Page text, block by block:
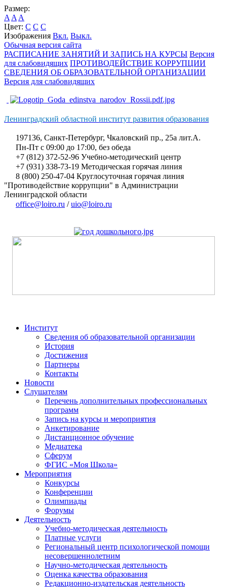
Размер:
A A A
Цвет: C C C
Изображения Вкл. Выкл.
Обычная версия сайта
РАСПИСАНИЕ ЗАНЯТИЙ И ЗАПИСЬ НА КУРСЫ Версия
для слабовидящих ПРОТИВОДЕЙСТВИЕ КОРРУПЦИИ
СВЕДЕНИЯ ОБ ОБРАЗОВАТЕЛЬНОЙ ОРГАНИЗАЦИИ
Версия для слабовидящих
Ленинградский областной институт развития образования
197136, Санкт-Петербург, Чкаловский пр., 25а лит.А.
Пн-Пт с 09:00 до 17:00, без обеда
+7 (812) 372-52-96 Учебно-методический центр
+7 (931) 338-73-19 Методическая горячая линия
8 (800) 250-47-04 Круглосуточная горячая линия
"Противодействие коррупции" в Администрации
Ленинградской области
office@loiro.ru /uio@loiro.ru
Институт
Сведения об образовательной организации
История
Достижения
Партнеры
Контакты
Новости
Слушателям
Перечень дополнительных профессиональных
программ
Запись на курсы и мероприятия
Анкетирование
Дистанционное обучение
Медиатека
Сферум
ФГИС «Моя Школа»
Мероприятия
Конкурсы
Конференции
Олимпиады
Форумы
Деятельность
Учебно-методическая деятельность
Платные услуги
Региональный центр психологической помощи
несовершеннолетним
Научно-методическая деятельность
Оценка качества образования
Редакционно-издательская деятельность